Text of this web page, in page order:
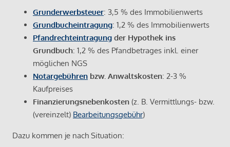
Grunderwerbsteuer: 3,5 % des Immobilienwerts
Grundbucheintragung: 1,2 % des Immobilienwerts
Pfandrechteintragung der Hypothek ins
Grundbuch: 1,2 % des Pfandbetrages inkl. einer
möglichen NGS
Notargebühren bzw. Anwaltskosten: 2-3 %
Kaufpreises
Finanzierungsnebenkosten (z. B. Vermittlungs- bzw.
(vereinzelt) Bearbeitungsgebühr)
Dazu kommen je nach Situation: